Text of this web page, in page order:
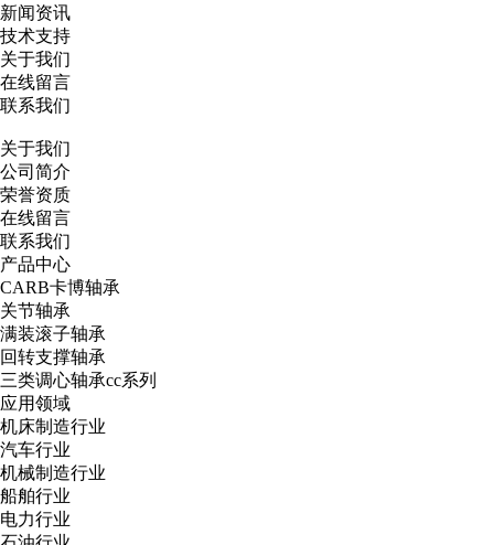
新闻资讯
技术支持
关于我们
在线留言
联系我们
关于我们
公司简介
荣誉资质
在线留言
联系我们
产品中心
CARB卡博轴承
关节轴承
满装滚子轴承
回转支撑轴承
三类调心轴承cc系列
应用领域
机床制造行业
汽车行业
机械制造行业
船舶行业
电力行业